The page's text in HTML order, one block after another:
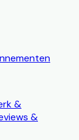
&
&